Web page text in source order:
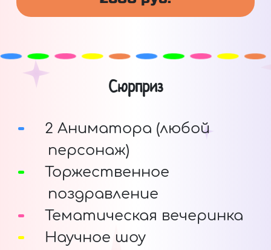
Сюрприз
2 Аниматора (любой
персонаж)
Торжественное
поздравление
Тематическая вечеринка
Научное шоу